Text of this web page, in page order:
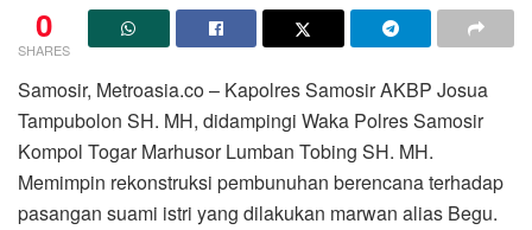
0
SHARES
Samosir, Metroasia.co – Kapolres Samosir AKBP Josua
Tampubolon SH. MH, didampingi Waka Polres Samosir
Kompol Togar Marhusor Lumban Tobing SH. MH.
Memimpin rekonstruksi pembunuhan berencana terhadap
pasangan suami istri yang dilakukan marwan alias Begu.